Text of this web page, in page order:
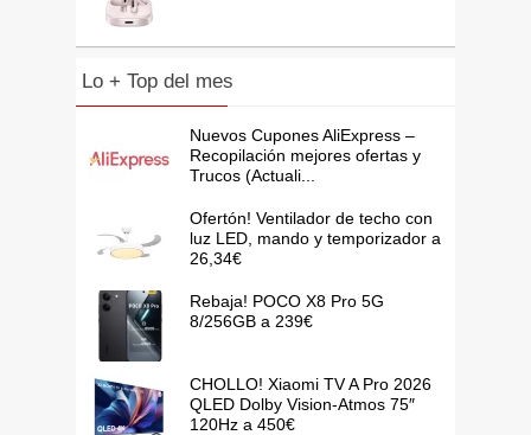
Lo + Top del mes
Nuevos Cupones AliExpress –
Recopilación mejores ofertas y
Trucos (Actuali...
Ofertón! Ventilador de techo con
luz LED, mando y temporizador a
26,34€
Rebaja! POCO X8 Pro 5G
8/256GB a 239€
CHOLLO! Xiaomi TV A Pro 2026
QLED Dolby Vision-Atmos 75″
120Hz a 450€